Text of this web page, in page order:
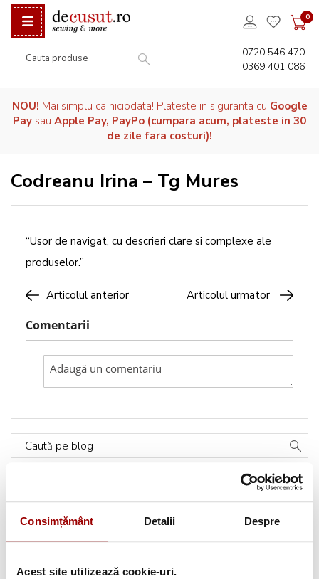
Consimțământ Detalii Despre
Acest site utilizează cookie-uri.
0
0720 546 470
0369 401 086
NOU! Mai simplu ca niciodata! Plateste in siguranta cu Google
Pay sau Apple Pay, PayPo (cumpara acum, plateste in 30
de zile fara costuri)!
Codreanu Irina – Tg Mures
“Usor de navigat, cu descrieri clare si complexe ale
produselor.”
Articolul anterior Articolul urmator
Comentarii
Caută pe blog
Categorii
Aplicatii textile(123)